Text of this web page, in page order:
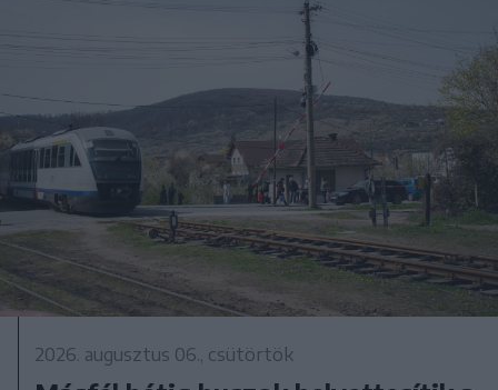
2026. augusztus 06., csütörtök